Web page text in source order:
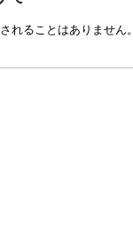
れることはありません。